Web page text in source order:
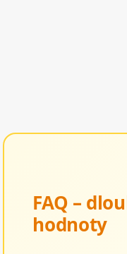
FAQ –
hodnoty